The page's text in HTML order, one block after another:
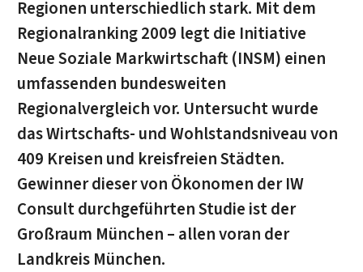
Regionen unterschiedlich stark. Mit dem
Regionalranking 2009 legt die Initiative
Neue Soziale Markwirtschaft (INSM) einen
umfassenden bundesweiten
Regionalvergleich vor. Untersucht wurde
das Wirtschafts- und Wohlstandsniveau von
409 Kreisen und kreisfreien Städten.
Gewinner dieser von Ökonomen der IW
Consult durchgeführten Studie ist der
Großraum München – allen voran der
Landkreis München.